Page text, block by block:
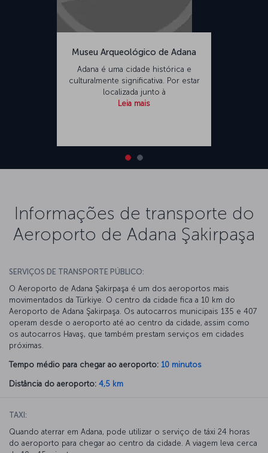
Museu Arqueológico de Adana
Adana é uma cidade histórica e
culturalmente significativa. Por estar
localizada junto à
Leia mais
Informações de transporte do
Aeroporto de Adana Şakirpaşa
SERVIÇOS DE TRANSPORTE PÚBLICO:
O Aeroporto de Adana Şakirpaşa é um dos aeroportos mais
movimentados da Türkiye. O centro da cidade fica a 10 km do
Aeroporto de Adana Şakirpaşa. Os autocarros municipais 135 e 407
operam desde o aeroporto até ao centro da cidade, assim como
os autocarros Havaş, que também prestam serviços em cidades
próximas.
Tempo médio para chegar ao aeroporto: 10 minutos
Distância do aeroporto: 4,5 km
TAXI:
Quando aterrar em Adana, pode utilizar o serviço de táxi 24 horas
do aeroporto para chegar ao centro da cidade. A viagem leva cerca